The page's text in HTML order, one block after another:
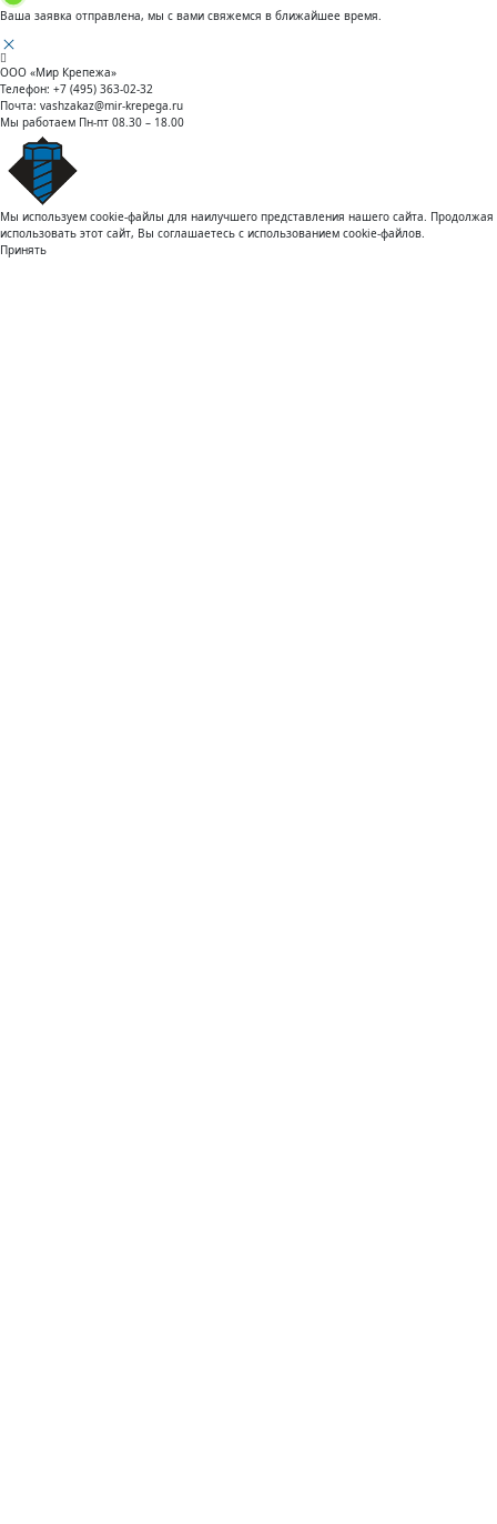
Ваша заявка отправлена, мы с вами свяжемся в ближайшее время.
ООО «Мир Крепежа»
Телефон: +7 (495) 363-02-32
Почта: vashzakaz@mir-krepega.ru
Мы работаем Пн-пт 08.30 – 18.00
Мы используем cookie-файлы для наилучшего представления нашего сайта. Продолжая
использовать этот сайт, Вы соглашаетесь с использованием cookie-файлов.
Принять